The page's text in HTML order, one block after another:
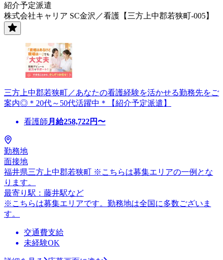
紹介予定派遣
株式会社キャリア SC金沢／看護【三方上中郡若狭町-005】
三方上中郡若狭町／あなたの看護経験を活かせる勤務先をご
案内◎＊20代～50代活躍中＊【紹介予定派遣】
看護師 月給258,722円〜
勤務地
面接地
福井県三方上中郡若狭町 ※こちらは募集エリアの一例とな
ります。
最寄り駅：藤井駅など
※こちらは募集エリアです。勤務地は全国に多数ございま
す。
交通費支給
未経験OK